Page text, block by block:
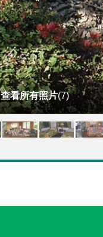
查看所有照片(7)